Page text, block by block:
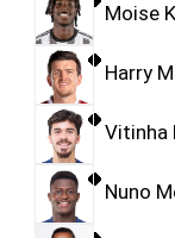
Moise
Harry
Vitinha
Nuno